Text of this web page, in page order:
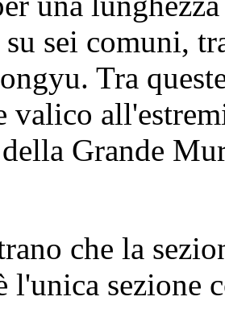
su sei comuni,
Tra
valico
della Grande
che la
l'unica sezione